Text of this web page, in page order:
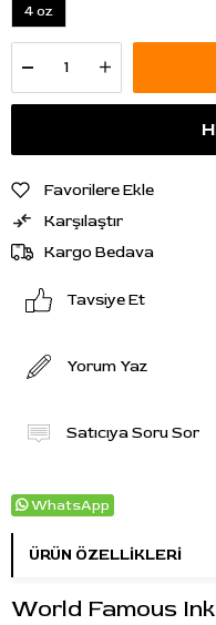
4 oz
Favorilere Ekle
Karşılaştır
Kargo Bedava
Tavsiye Et
Yorum Yaz
Satıcıya Soru Sor
WhatsApp
ÜRÜN ÖZELLIKLERI
World Famous